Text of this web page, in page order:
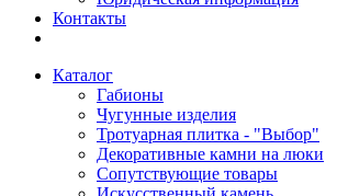
Контакты
Каталог
Габионы
Чугунные изделия
Тротуарная плитка - "Выбор"
Декоративные камни на люки
Сопутствующие товары